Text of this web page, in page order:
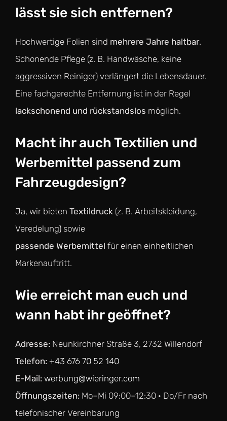
lässt sie sich entfernen?
Hochwertige Folien sind mehrere Jahre haltbar.
Schonende Pflege (z. B. Handwäsche, keine
aggressiven Reiniger) verlängert die Lebensdauer.
Eine fachgerechte Entfernung ist in der Regel
lackschonend und rückstandslos möglich.
Macht ihr auch Textilien und
Werbemittel passend zum
Fahrzeugdesign?
Ja, wir bieten Textildruck (z. B. Arbeitskleidung,
Veredelung) sowie
passende Werbemittel für einen einheitlichen
Markenauftritt.
Wie erreicht man euch und
wann habt ihr geöffnet?
Adresse: Neunkirchner Straße 3, 2732 Willendorf
Telefon: +43 676 70 52 140
E-Mail: werbung@wieringer.com
Öffnungszeiten: Mo–Mi 09:00–12:30 · Do/Fr nach
telefonischer Vereinbarung